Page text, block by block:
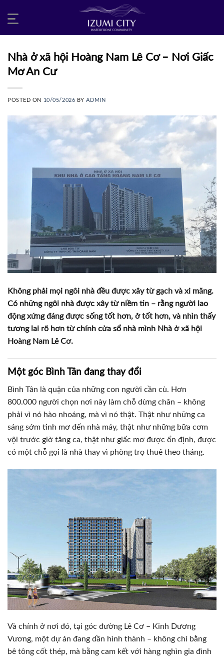
Nhà ở xã hội Hoàng Nam Lê Cơ – Nơi Giấc
Mơ An Cư
POSTED ON 10/05/2026 BYADMIN
Không phải mọi ngôi nhà đều được xây từ gạch và xi măng.
Có những ngôi nhà được xây từ niềm tin – rằng người lao
động xứng đáng được sống tốt hơn, ở tốt hơn, và nhìn thấy
tương lai rõ hơn từ chính cửa sổ nhà mình Nhà ở xã hội
Hoàng Nam Lê Cơ.
Một góc Bình Tân đang thay đổi
Bình Tân là quận của những con người cần cù. Hơn
800.000 người chọn nơi này làm chỗ dừng chân – không
phải vì nó hào nhoáng, mà vì nó thật. Thật như những ca
sáng sớm tinh mơ đến nhà máy, thật như những bữa cơm
vội trước giờ tăng ca, thật như giấc mơ được ổn định, được
có một chỗ gọi là nhà thay vì phòng trọ thuê theo tháng.
Và chính ở nơi đó, tại góc đường Lê Cơ – Kinh Dương
Vương, một dự án đang dần hình thành – không chỉ bằng
bê tông cốt thép, mà bằng cam kết với hàng nghìn gia đình